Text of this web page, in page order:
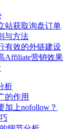
站获取询盘订单
与方法
有效的外链建设
Affiliate营销效果
析
的作用
加上nofollow？